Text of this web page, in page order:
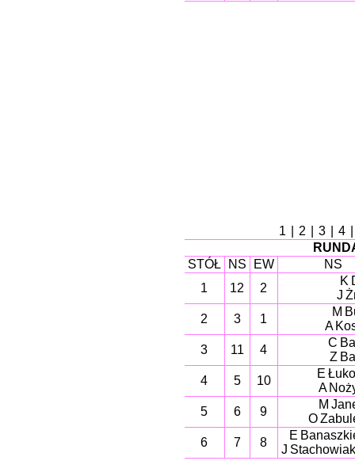
1 2 3 4
STÓŁ
NS EW
NS
1
12 2
K
J
2
3 1
M
A
3
11 4
C
Z
4
5 10
E
A
5
6 9
M
O
6
7 8
E
J